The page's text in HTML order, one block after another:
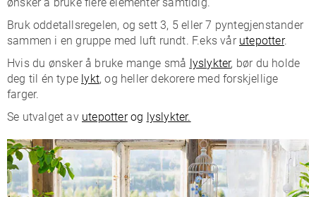
Bruk oddetallsregelen, og sett 3, 5 eller 7 pyntegjenstander
sammen i en gruppe med luft rundt. F.eks vår utepotter.
Hvis du ønsker å bruke mange små lyslykter, bør du holde
deg til én type lykt, og heller dekorere med forskjellige
farger.
Se utvalget av utepotterog lyslykter.